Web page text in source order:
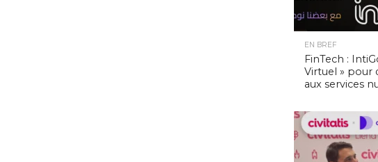
EN BREF
FinTech :
Virtuel » pour
aux services